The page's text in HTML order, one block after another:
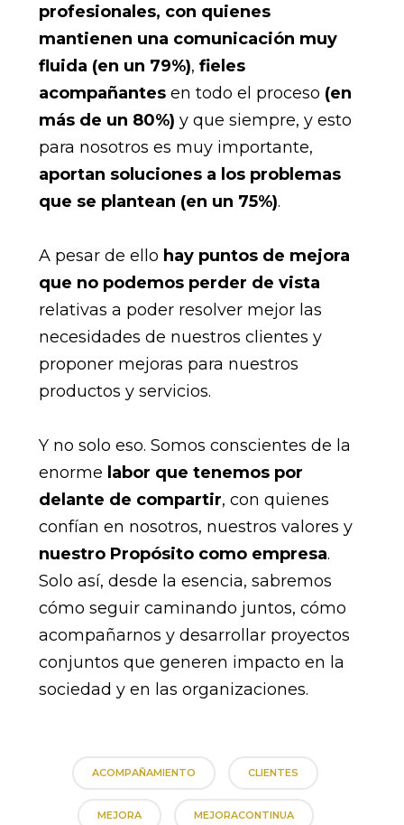
profesionales, con quienes
mantienen una comunicación muy
fluida (en un 79%), fieles
acompañantesen todo el proceso (en
más de un 80%) y que siempre, y esto
para nosotros es muy importante,
aportan soluciones a los problemas
que se plantean (en un 75%).
A pesar de ello hay puntos de mejora
que no podemos perder de vista
relativas a poder resolver mejor las
necesidades de nuestros clientes y
proponer mejoras para nuestros
productos y servicios.
Y no solo eso. Somos conscientes de la
enorme labor que tenemos por
delante de compartir, con quienes
confían en nosotros, nuestros valores y
nuestro Propósito como empresa.
Solo así, desde la esencia, sabremos
cómo seguir caminando juntos, cómo
acompañarnos y desarrollar proyectos
conjuntos que generen impacto en la
sociedad y en las organizaciones.
ACOMPAÑAMIENTO CLIENTES
MEJORA MEJORACONTINUA